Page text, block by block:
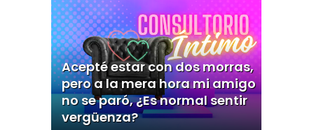
Acepté estar con dos morras,
pero a la mera hora mi amigo
no se paró, ¿Es normal sentir
vergüenza?